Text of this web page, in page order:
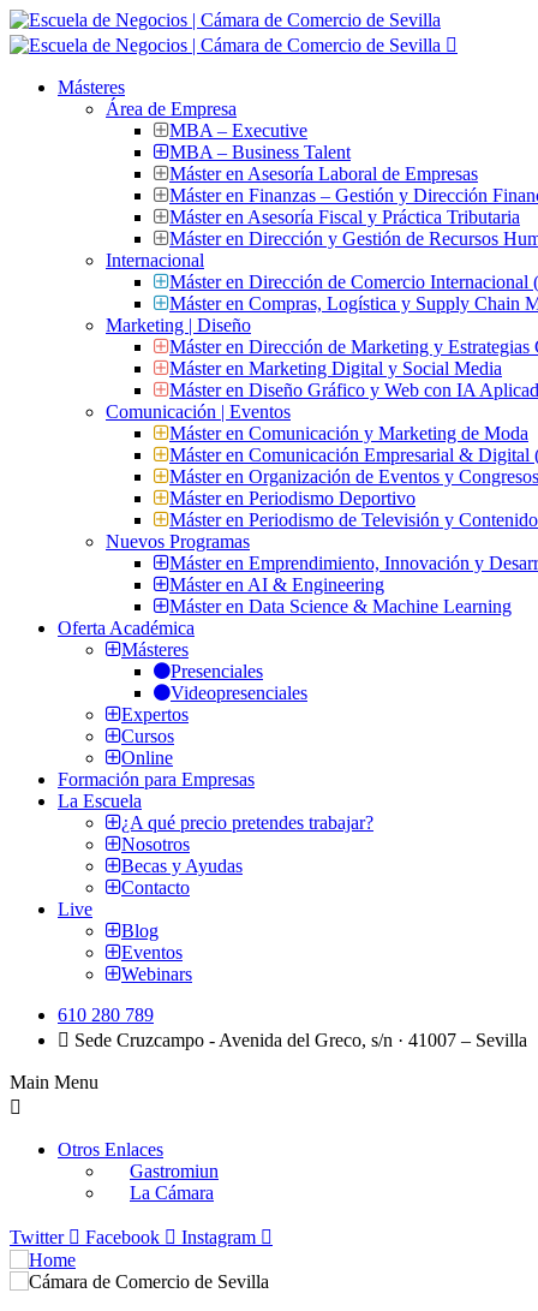
Másteres
Área de Empresa
MBA – Executive
MBA – Business Talent
Máster en Asesoría Laboral de Empresas
Máster en Finanzas – Gestión y Dirección
Máster en Asesoría Fiscal y Práctica Tributaria
Máster en Dirección y Gestión de Recursos
Internacional
Máster en Dirección de Comercio
Máster en Compras, Logística y Supply Chain
Marketing | Diseño
Máster en Dirección de Marketing y Estrategias
Máster en Marketing Digital y Social Media
Máster en Diseño Gráfico y Web con IA
Comunicación | Eventos
Máster en Comunicación y Marketing de Moda
Máster en Comunicación Empresarial &
Máster en Organización de Eventos y
Máster en Periodismo Deportivo
Máster en Periodismo de Televisión y
Nuevos Programas
Máster en Emprendimiento, Innovación y
Máster en AI & Engineering
Máster en Data Science & Machine Learning
Oferta Académica
Másteres
Presenciales
Videopresenciales
Expertos
Cursos
Online
Formación para Empresas
La Escuela
¿A qué precio pretendes trabajar?
Nosotros
Becas y Ayudas
Contacto
Live
Blog
Eventos
Webinars
610 280 789
Sede Cruzcampo - Avenida del Greco, s/n · 41007 – Sevilla
Main Menu
Otros Enlaces
Gastromiun
La Cámara
Twitter Facebook Instagram